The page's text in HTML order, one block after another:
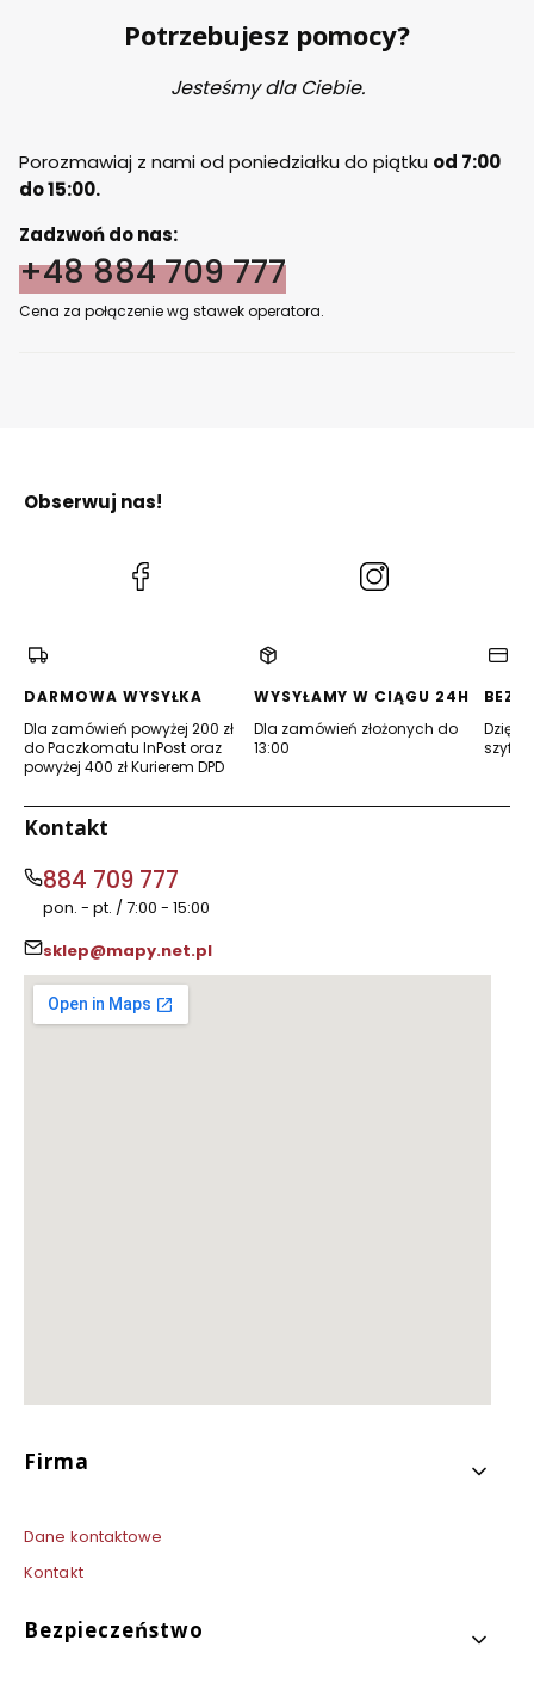
Potrzebujesz pomocy?
Jesteśmy dla Ciebie.
Porozmawiaj z nami od poniedziałku do piątku od 7:00
do 15:00.
Zadzwoń do nas:
+48 884 709 777
Cena za połączenie wg stawek operatora.
Obserwuj nas!
(Otwiera
DARMOWA WYSYŁKA
Dla zamówień powyżej 200 zł
do Paczkomatu InPost oraz
powyżej 400 zł Kurierem DPD
WYSYŁAMY W CIĄGU 24H
Dla zamówień złożonych do
13:00
Dzięki
Kontakt
884 709 777
pon. - pt. / 7:00 - 15:00
sklep@mapy.net.pl
Linki w stopce
Firma
Dane kontaktowe
Kontakt
Bezpieczeństwo